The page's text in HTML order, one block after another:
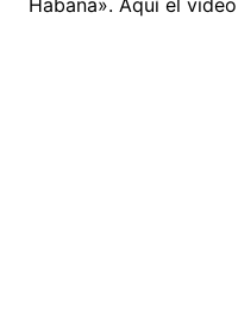
Habana». Aquí el